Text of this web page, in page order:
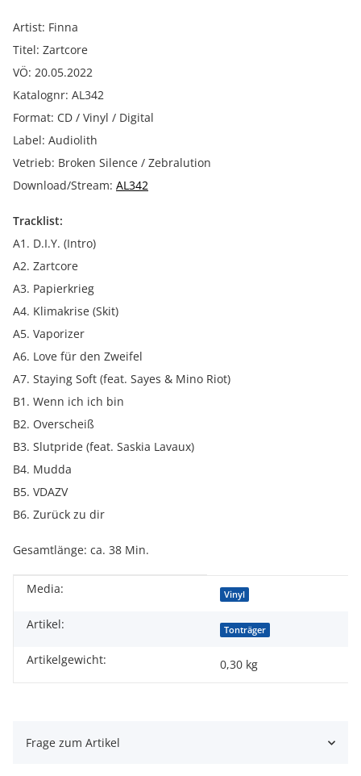
Artist: Finna
Titel: Zartcore
VÖ: 20.05.2022
Katalognr: AL342
Format: CD / Vinyl / Digital
Label: Audiolith
Vetrieb: Broken Silence / Zebralution
Download/Stream: AL342
Tracklist:
A1. D.I.Y. (Intro)
A2. Zartcore
A3. Papierkrieg
A4. Klimakrise (Skit)
A5. Vaporizer
A6. Love für den Zweifel
A7. Staying Soft (feat. Sayes & Mino Riot)
B1. Wenn ich ich bin
B2. Overscheiß
B3. Slutpride (feat. Saskia Lavaux)
B4. Mudda
B5. VDAZV
B6. Zurück zu dir
Gesamtlänge: ca. 38 Min.
Produkteigenschaft
Wert
Media: Vinyl
Artikel: Tonträger
Artikelgewicht: 0,30 kg
Frage zum Artikel